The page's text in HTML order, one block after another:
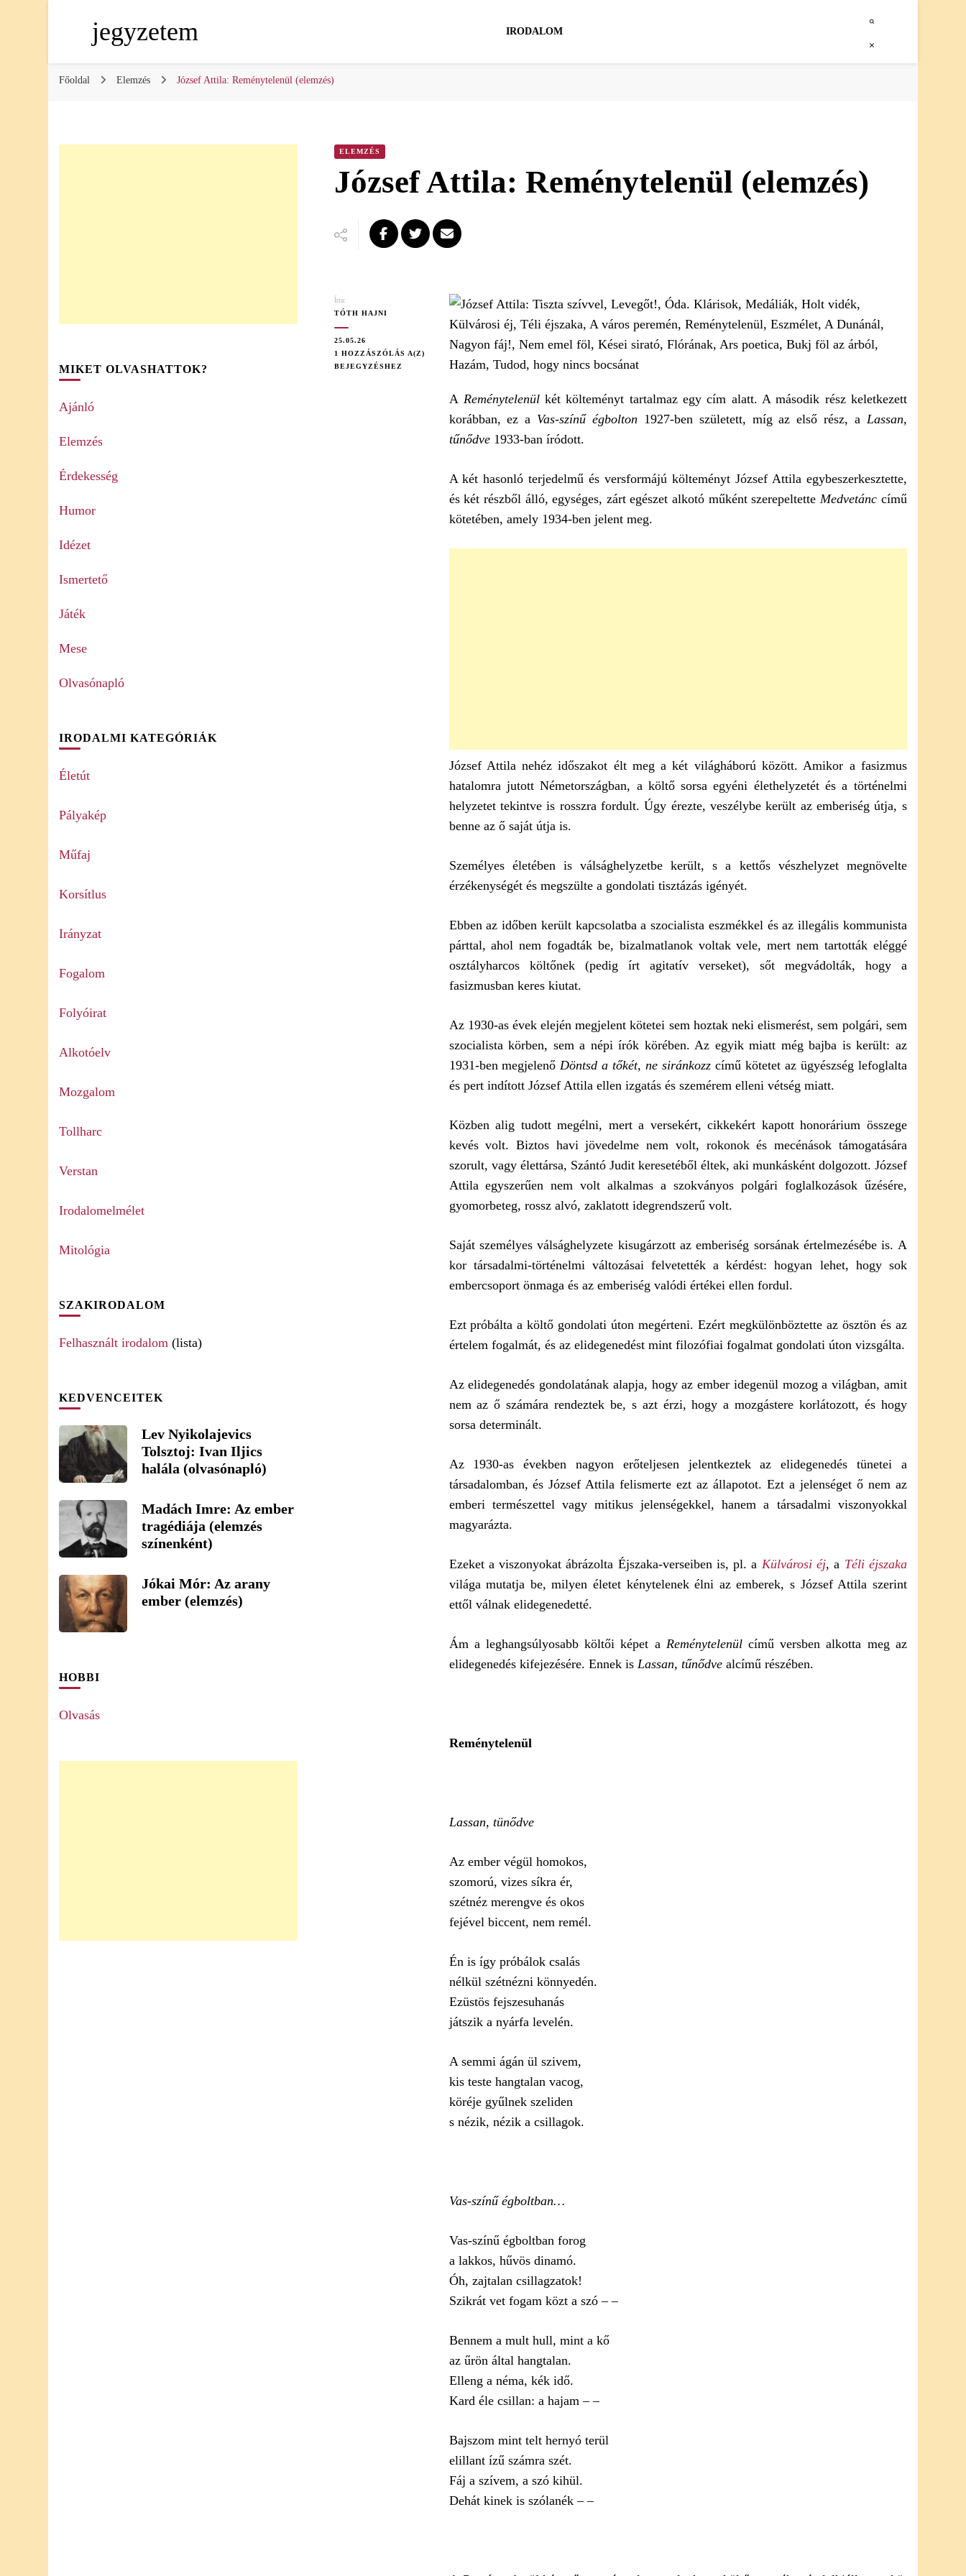
jegyzetem IRODALOM
Főoldal Elemzés József Attila: Reménytelenül (elemzés)
ELEMZÉS
József Attila: Reménytelenül (elemzés)
Írta:
TÓTH HAJNI
25.05.26
1 HOZZÁSZÓLÁS A(Z)JÓZSEF
ATTILA:
BEJEGYZÉSHEZ
AReménytelenülkét költeményt tartalmaz egy cím alatt. A második rész keletkezett
korábban, ez a Vas-színű égbolton 1927-ben született, míg az első rész, a Lassan,
tűnődve1933-ban íródott.
A két hasonló terjedelmű és versformájú költeményt József Attila egybeszerkesztette,
és két részből álló, egységes, zárt egészet alkotó műként szerepeltetteMedvetánc című
kötetében, amely 1934-ben jelent meg.
József Attila nehéz időszakot élt meg a két világháború között. Amikor a fasizmus
hatalomra jutott Németországban, a költő sorsa egyéni élethelyzetét és a történelmi
helyzetet tekintve is rosszra fordult. Úgy érezte, veszélybe került az emberiség útja, s
benne az ő saját útja is.
Személyes életében is válsághelyzetbe került, s a kettős vészhelyzet megnövelte
érzékenységét és megszülte a gondolati tisztázás igényét.
Ebben az időben került kapcsolatba a szocialista eszmékkel és az illegális kommunista
párttal, ahol nem fogadták be, bizalmatlanok voltak vele, mert nem tartották eléggé
osztályharcos költőnek (pedig írt agitatív verseket), sőt megvádolták, hogy a
fasizmusban keres kiutat.
Az 1930-as évek elején megjelent kötetei sem hoztak neki elismerést, sem polgári, sem
szocialista körben, sem a népi írók körében. Az egyik miatt még bajba is került: az
1931-ben megjelenőDöntsd a tőkét, ne siránkozz című kötetet az ügyészség lefoglalta
és pert indított József Attila ellen izgatás és szemérem elleni vétség miatt.
Közben alig tudott megélni, mert a versekért, cikkekért kapott honorárium összege
kevés volt. Biztos havi jövedelme nem volt, rokonok és mecénások támogatására
szorult, vagy élettársa, Szántó Judit keresetéből éltek, aki munkásként dolgozott. József
Attila egyszerűen nem volt alkalmas a szokványos polgári foglalkozások űzésére,
gyomorbeteg, rossz alvó, zaklatott idegrendszerű volt.
Saját személyes válsághelyzete kisugárzott az emberiség sorsának értelmezésébe is. A
kor társadalmi-történelmi változásai felvetették a kérdést: hogyan lehet, hogy sok
embercsoport önmaga és az emberiség valódi értékei ellen fordul.
Ezt próbálta a költő gondolati úton megérteni. Ezért megkülönböztette az ösztön és az
értelem fogalmát, és az elidegenedést mint filozófiai fogalmat gondolati úton vizsgálta.
Az elidegenedés gondolatának alapja, hogy az ember idegenül mozog a világban, amit
nem az ő számára rendeztek be, s azt érzi, hogy a mozgástere korlátozott, és hogy
sorsa determinált.
Az 1930-as években nagyon erőteljesen jelentkeztek az elidegenedés tünetei a
társadalomban, és József Attila felismerte ezt az állapotot. Ezt a jelenséget ő nem az
emberi természettel vagy mitikus jelenségekkel, hanem a társadalmi viszonyokkal
magyarázta.
Ezeket a viszonyokat ábrázolta Éjszaka-verseiben is, pl. a Külvárosi éj, a Téli éjszaka
világa mutatja be, milyen életet kénytelenek élni az emberek, s József Attila szerint
ettől válnak elidegenedetté.
Ám a leghangsúlyosabb költői képet a Reménytelenülcímű versben alkotta meg az
elidegenedés kifejezésére. Ennek is Lassan, tűnődvealcímű részében.
Reménytelenül
Lassan, tünődve
Az ember végül homokos,
szomorú, vizes síkra ér,
szétnéz merengve és okos
fejével biccent, nem remél.
Én is így próbálok csalás
nélkül szétnézni könnyedén.
Ezüstös fejszesuhanás
játszik a nyárfa levelén.
A semmi ágán ül szivem,
kis teste hangtalan vacog,
köréje gyűlnek szeliden
s nézik, nézik a csillagok.
Vas-színű égboltban…
Vas-színű égboltban forog
a lakkos, hűvös dinamó.
Óh, zajtalan csillagzatok!
Szikrát vet fogam közt a szó – –
Bennem a mult hull, mint a kő
az űrön által hangtalan.
Elleng a néma, kék idő.
Kard éle csillan: a hajam – –
Bajszom mint telt hernyó terül
elillant ízű számra szét.
Fáj a szívem, a szó kihül.
Dehát kinek is szólanék – –
MIKET OLVASHATTOK?
Ajánló
Elemzés
Érdekesség
Humor
Idézet
Ismertető
Játék
Mese
Olvasónapló
IRODALMI KATEGÓRIÁK
Életút
Pályakép
Műfaj
Korsítlus
Irányzat
Fogalom
Folyóirat
Alkotóelv
Mozgalom
Tollharc
Verstan
Irodalomelmélet
Mitológia
SZAKIRODALOM
Felhasznált irodalom (lista)
KEDVENCEITEK
Lev Nyikolajevics
Tolsztoj: Ivan Iljics
halála (olvasónapló)
Madách Imre: Az ember
tragédiája (elemzés
színenként)
Jókai Mór: Az arany
ember (elemzés)
HOBBI
Olvasás